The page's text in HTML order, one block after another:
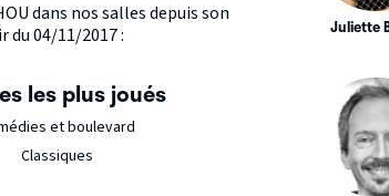
dans nos salles depuis son
04/11/2017 :
les plus joués
et boulevard
Classiques
Juliette